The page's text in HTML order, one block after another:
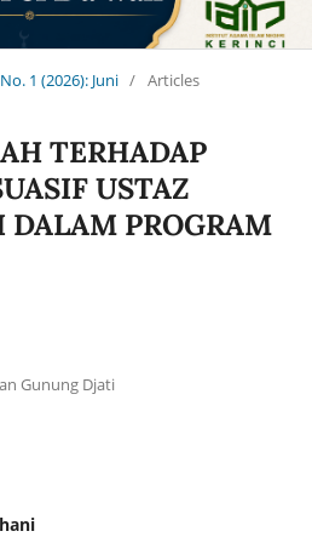
1 (2026): Juni / Articles
TERHADAP
USTAZ
PROGRAM
Gunung Djati